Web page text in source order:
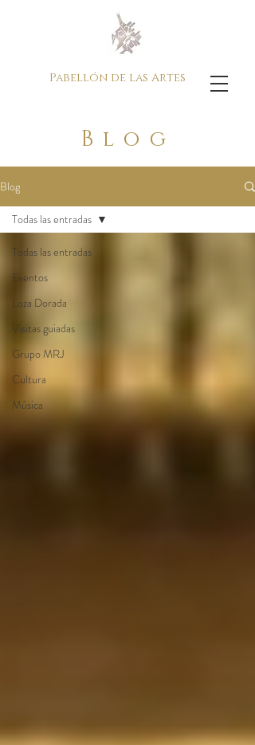
Pabellón de las Artes
Blog
Blog
Todas las entradas
Eventos
Loza Dorada
Visitas guiadas
Grupo MRJ
Cultura
Música
Todas las entradas